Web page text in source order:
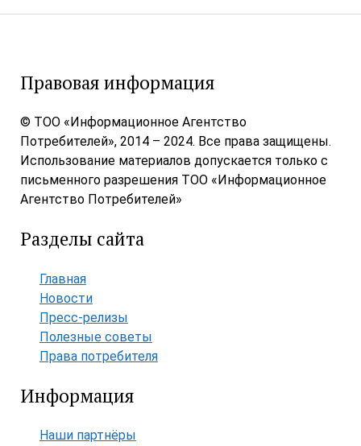
Правовая информация
© ТОО «Информационное Агентство
Потребителей», 2014 – 2024. Все права защищены.
Использование материалов допускается только с
письменного разрешения ТОО «Информационное
Агентство Потребителей»
Разделы сайта
Главная
Новости
Пресс-релизы
Полезные советы
Права потребителя
Информация
Наши партнёры